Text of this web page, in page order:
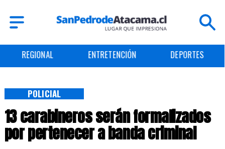
REGIONAL ENTRETENCIÓN DEPORTES
13 carabineros serán formalizados
por pertenecer a banda criminal
POLICIAL